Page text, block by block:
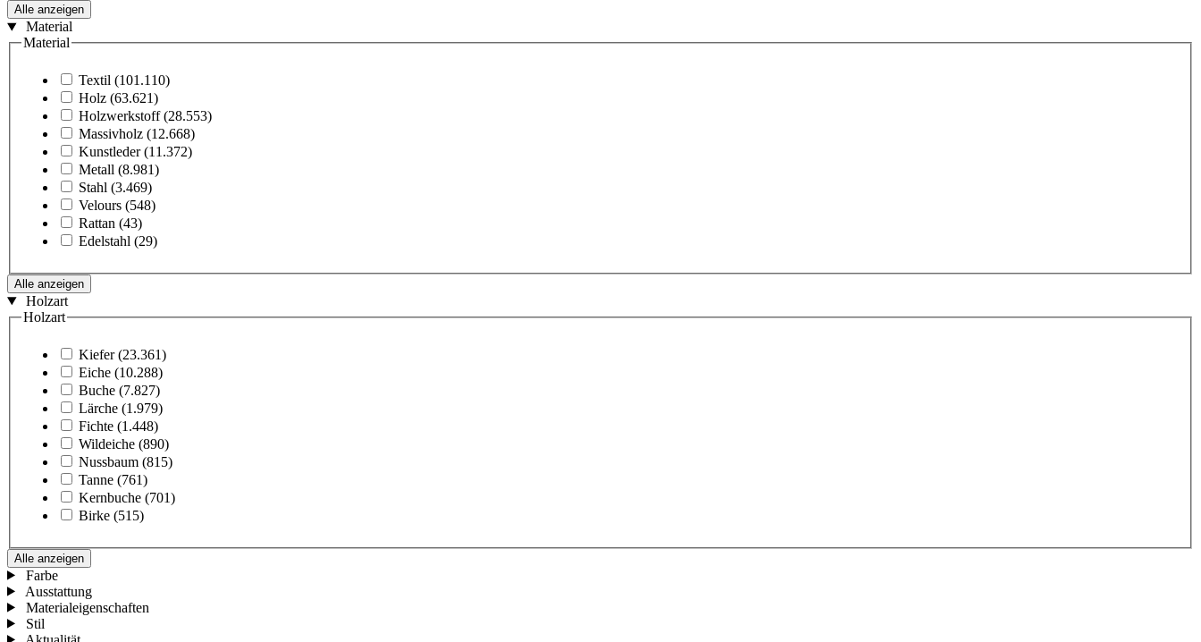
Alle anzeigen
Material
Material
Textil (101.110)
Holz (63.621)
Holzwerkstoff (28.553)
Massivholz (12.668)
Kunstleder (11.372)
Metall (8.981)
Stahl (3.469)
Velours (548)
Rattan (43)
Edelstahl (29)
Alle anzeigen
Holzart
Holzart
Kiefer (23.361)
Eiche (10.288)
Buche (7.827)
Lärche (1.979)
Fichte (1.448)
Wildeiche (890)
Nussbaum (815)
Tanne (761)
Kernbuche (701)
Birke (515)
Alle anzeigen
Farbe
Ausstattung
Materialeigenschaften
Stil